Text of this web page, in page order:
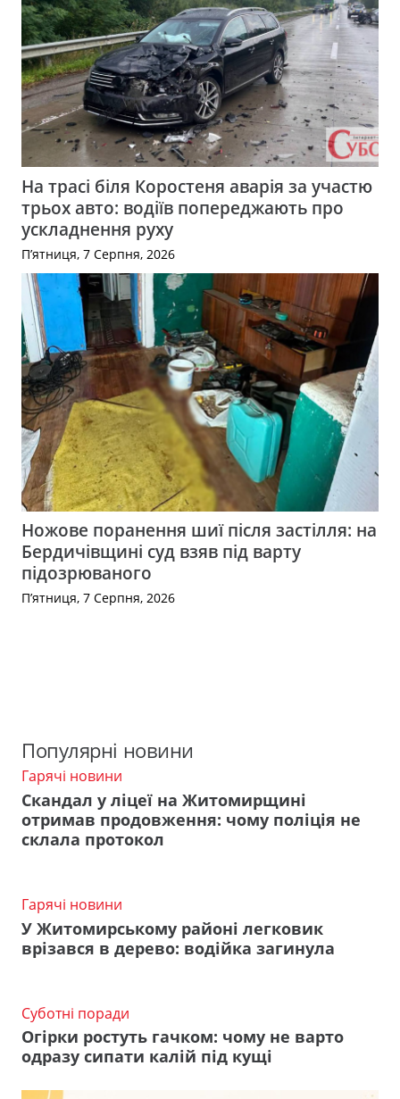
На трасі біля Коростеня аварія за участю
трьох авто: водіїв попереджають про
ускладнення руху
П’ятниця, 7 Серпня, 2026
Ножове поранення шиї після застілля: на
Бердичівщині суд взяв під варту
підозрюваного
П’ятниця, 7 Серпня, 2026
Популярні новини
Гарячі новини
Скандал у ліцеї на Житомирщині
отримав продовження: чому поліція не
склала протокол
Гарячі новини
У Житомирському районі легковик
врізався в дерево: водійка загинула
Суботні поради
Огірки ростуть гачком: чому не варто
одразу сипати калій під кущі